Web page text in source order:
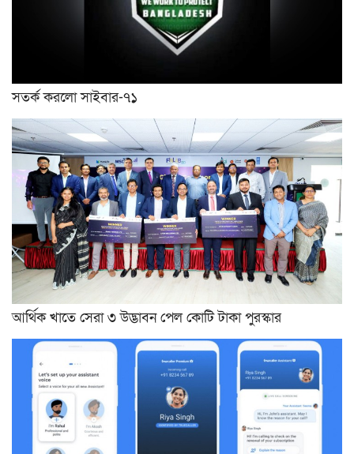
সতর্ক করলো সাইবার-৭১
আর্থিক খাতে সেরা ৩ উদ্ভাবন পেল কোটি টাকা পুরস্কার